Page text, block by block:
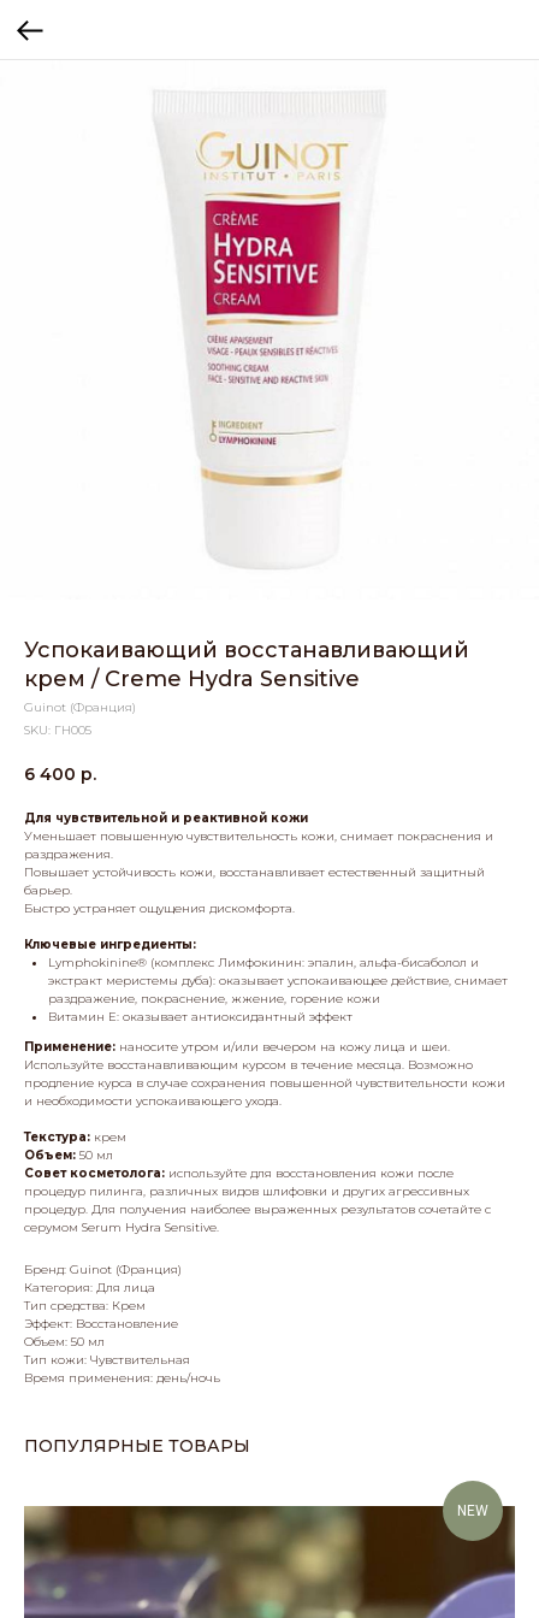
Успокаивающий восстанавливающий
крем / Creme Hydra Sensitive
Guinot (Франция)
SKU: ГН005
6 400 р.
Для чувствительной и реактивной кожи
Уменьшает повышенную чувствительность кожи, снимает покраснения и
раздражения.
Повышает устойчивость кожи, восстанавливает естественный защитный
барьер.
Быстро устраняет ощущения дискомфорта.
Ключевые ингредиенты:
Lymphokinine® (комплекс Лимфокинин: эпалин, альфа-бисаболол и
экстракт меристемы дуба): оказывает успокаивающее действие, снимает
раздражение, покраснение, жжение, горение кожи
Витамин Е: оказывает антиоксидантный эффект
Применение: наносите утром и/или вечером на кожу лица и шеи.
Используйте восстанавливающим курсом в течение месяца. Возможно
продление курса в случае сохранения повышенной чувствительности кожи
и необходимости успокаивающего ухода.
Текстура: крем
Объем: 50 мл
Совет косметолога: используйте для восстановления кожи после
процедур пилинга, различных видов шлифовки и других агрессивных
процедур. Для получения наиболее выраженных результатов сочетайте с
серумом Serum Hydra Sensitive.
Бренд: Guinot (Франция)
Категория: Для лица
Тип средства: Крем
Эффект: Восстановление
Объем: 50 мл
Тип кожи: Чувствительная
Время применения: день/ночь
ПОПУЛЯРНЫЕ ТОВАРЫ
NEW